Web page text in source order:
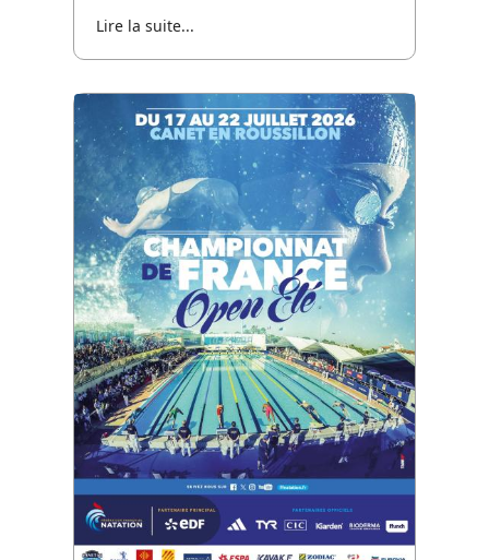
Lire la suite...